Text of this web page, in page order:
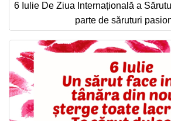
6 Iulie De Ziua Internațională a
parte de săruturi